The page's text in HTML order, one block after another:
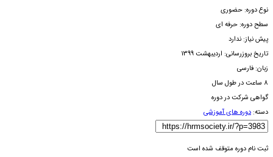
نوع دوره: حضوری
سطح دوره: حرفه ای
پیش نیاز: ندارد
تاریخ بروزرسانی: اردیبهشت 1399
زبان: فارسی
8 ساعت در طول سال
گواهی شرکت در دوره
دسته: دوره های آموزشی
ثبت نام دوره متوقف شده است